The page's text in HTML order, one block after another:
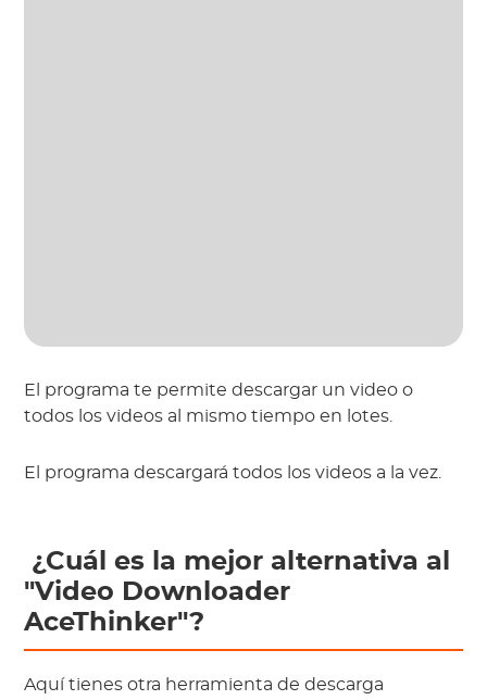
El programa te permite descargar un video o
todos los videos al mismo tiempo en lotes.
El programa descargará todos los videos a la vez.
"Video Downloader
AceThinker"?
Aquí tienes otra herramienta de descarga